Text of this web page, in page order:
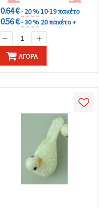
0.64 €- 20 %10-19 πακέτο
0.56 €- 30 % 20 πακέτο +
ΑΓΟΡΆ